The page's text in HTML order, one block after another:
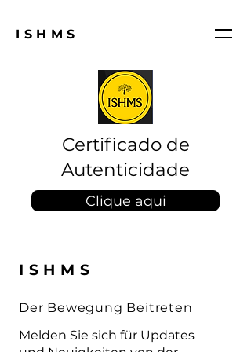
ISHMS
Certificado de
Autenticidade
Clique aqui
ISHMS
Der Bewegung Beitreten
Melden Sie sich für Updates